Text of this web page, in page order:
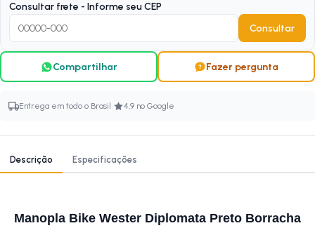
Consultar frete - Informe seu CEP
Consultar
Compartilhar Fazer pergunta
Entrega em todo o Brasil · 4,9 no Google
Descrição Especificações
Manopla Bike Wester Diplomata Preto Borracha